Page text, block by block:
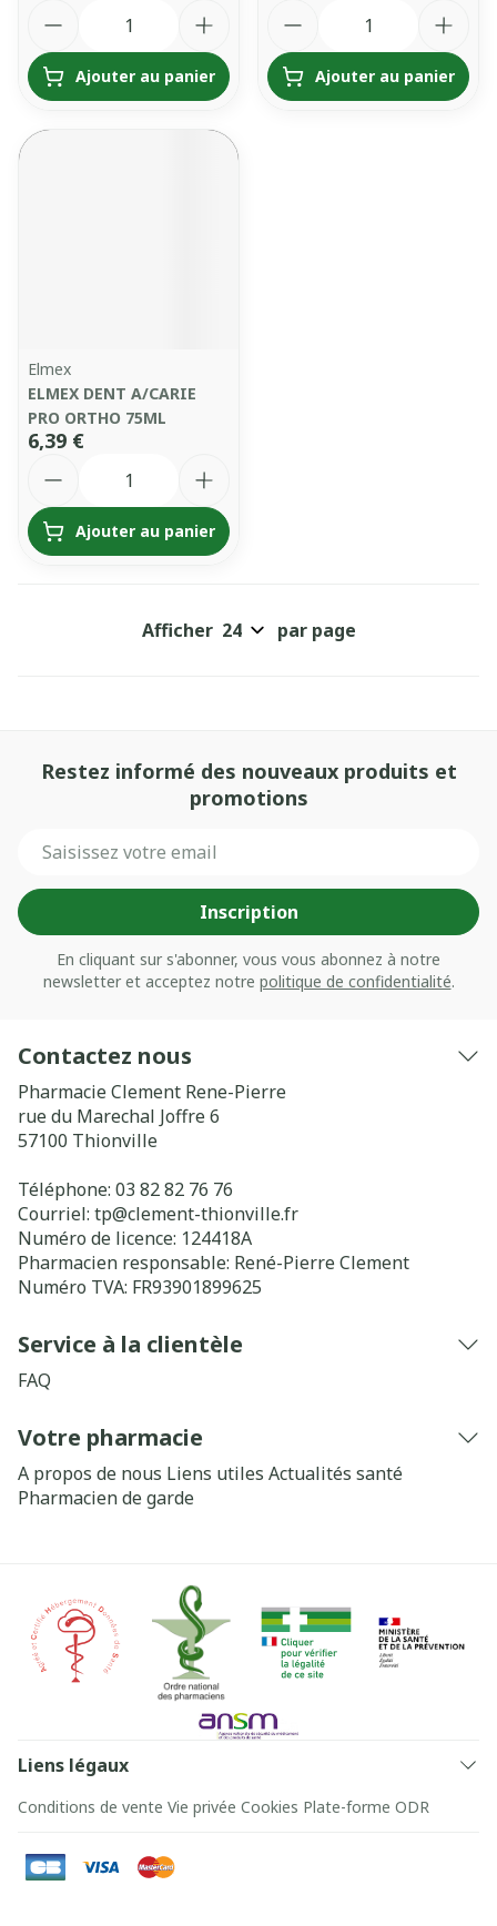
Ajouter au panier Ajouter au panier
Elmex
ELMEX DENT A/CARIE
PRO ORTHO 75ML
6,39 €
Ajouter au panier
Afficher par page
Restez informé des nouveaux produits et
promotions
Inscription
En cliquant sur s'abonner, vous vous abonnez à notre
newsletter et acceptez notre politique de confidentialité.
Contactez nous
Pharmacie Clement Rene-Pierre
rue du Marechal Joffre 6
57100 Thionville
Téléphone: 03 82 82 76 76
Courriel: tp@clement-thionville.fr
Numéro de licence: 124418A
Pharmacien responsable: René-Pierre Clement
Numéro TVA: FR93901899625
Service à la clientèle
FAQ
Votre pharmacie
A propos de nous Liens utiles Actualités santé
Pharmacien de garde
Liens légaux
Conditions de vente Vie privée Cookies Plate-forme ODR